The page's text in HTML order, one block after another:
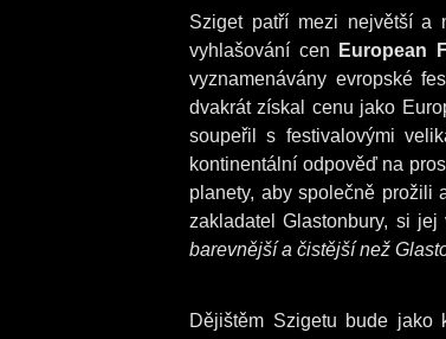
Sziget patří mezi největší a
vyhlašování cen
European
vyznamenávány evropské
dvakrát získal cenu jako
soupeřil s festivalovými
kontinentální odpověď na
planety, aby společně prožili
zakladatel Glastonbury, si
barevnější a čistější než
Dějištěm Szigetu bude jako